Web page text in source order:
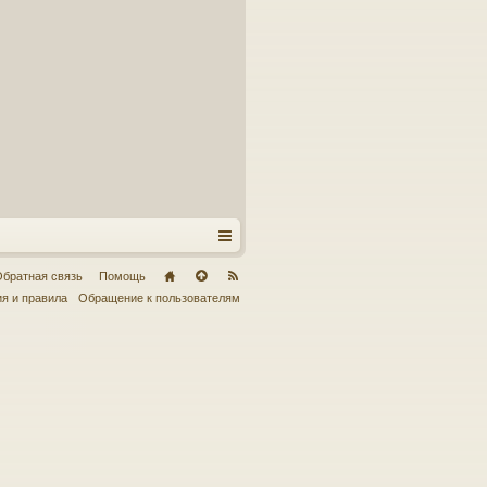
связь
Помощь
и правила
Обращение к пользователям